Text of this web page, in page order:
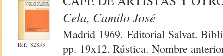
Ref.: 82853
Cela, Camilo José
Madrid 1969. Editorial Salvat.
pp. 19x12. Rústica. Nombre